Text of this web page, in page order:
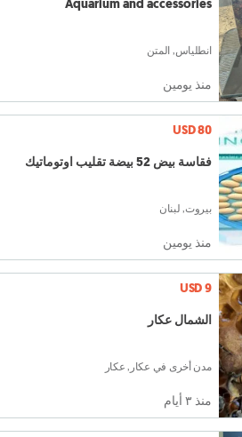
Aquarium and accessories
انطلياس, المتن
منذ يومين
USD 80
فقاسة بيض 52 بيضة تقليب اوتوماتيك
بيروت, لبنان
منذ يومين
USD 9
الشمال عكار
مدن أخرى في عكار, عكار
منذ ٣ أيام